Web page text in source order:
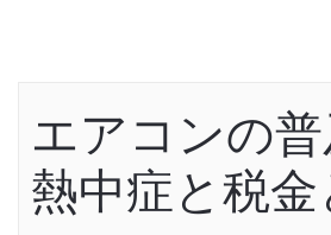
エアコンの普
熱中症と税金